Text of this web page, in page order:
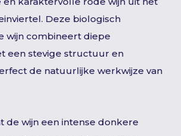
Deze biologisch
wijn combineert diepe
een stevige structuur en
de natuurlijke werkwijze van
de wijn een intense donkere